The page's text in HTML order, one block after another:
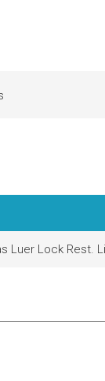
Luer Lock Rest.